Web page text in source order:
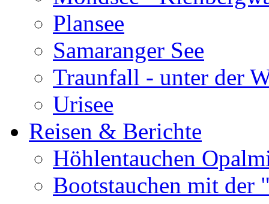
Plansee
Samaranger See
Traunfall - unter der
Urisee
Reisen & Berichte
Höhlentauchen
Bootstauchen mit